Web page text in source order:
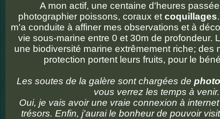
A mon actif, une centaine d'heures
photographier poissons, coraux et coquillages
m'a conduite à affiner mes observations et à
vie sous-marine entre 0 et 30m de profondeur.
une biodiversité marine extrêmement riche; des
protection portent leurs fruits, pour le
Les soutes de la galère sont chargées de
vous verrez les temps à
Oui, je vais avoir une vraie connexion à
trésors. Enfin, j'aurai le bonheur de pouvoir